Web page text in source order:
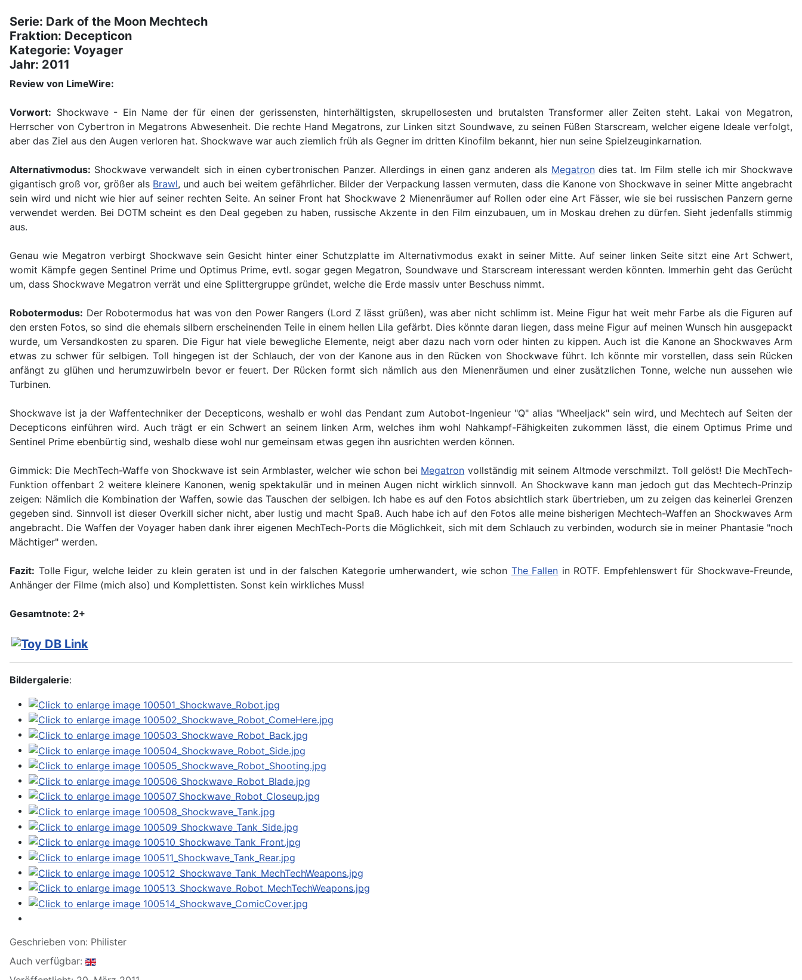
Serie: Dark of the Moon Mechtech
Fraktion: Decepticon
Kategorie: Voyager
Jahr: 2011
Review von LimeWire:
Vorwort: Shockwave - Ein Name der für einen der gerissensten, hinterhältigsten, skrupellosesten und brutalsten Transformer aller Zeiten steht. Lakai von Megatron,
Herrscher von Cybertron in Megatrons Abwesenheit. Die rechte Hand Megatrons, zur Linken sitzt Soundwave, zu seinen Füßen Starscream, welcher eigene Ideale verfolgt,
aber das Ziel aus den Augen verloren hat. Shockwave war auch ziemlich früh als Gegner im dritten Kinofilm bekannt, hier nun seine Spielzeuginkarnation.
Alternativmodus: Shockwave verwandelt sich in einen cybertronischen Panzer. Allerdings in einen ganz anderen als Megatrondies tat. Im Film stelle ich mir Shockwave
gigantisch groß vor, größer als Brawl, und auch bei weitem gefährlicher. Bilder der Verpackung lassen vermuten, dass die Kanone von Shockwave in seiner Mitte angebracht
sein wird und nicht wie hier auf seiner rechten Seite. An seiner Front hat Shockwave 2 Mienenräumer auf Rollen oder eine Art Fässer, wie sie bei russischen Panzern gerne
verwendet werden. Bei DOTM scheint es den Deal gegeben zu haben, russische Akzente in den Film einzubauen, um in Moskau drehen zu dürfen. Sieht jedenfalls stimmig
aus.
Genau wie Megatron verbirgt Shockwave sein Gesicht hinter einer Schutzplatte im Alternativmodus exakt in seiner Mitte. Auf seiner linken Seite sitzt eine Art Schwert,
womit Kämpfe gegen Sentinel Prime und Optimus Prime, evtl. sogar gegen Megatron, Soundwave und Starscream interessant werden könnten. Immerhin geht das Gerücht
um, dass Shockwave Megatron verrät und eine Splittergruppe gründet, welche die Erde massiv unter Beschuss nimmt.
Robotermodus: Der Robotermodus hat was von den Power Rangers (Lord Z lässt grüßen), was aber nicht schlimm ist. Meine Figur hat weit mehr Farbe als die Figuren auf
den ersten Fotos, so sind die ehemals silbern erscheinenden Teile in einem hellen Lila gefärbt. Dies könnte daran liegen, dass meine Figur auf meinen Wunsch hin ausgepackt
wurde, um Versandkosten zu sparen. Die Figur hat viele bewegliche Elemente, neigt aber dazu nach vorn oder hinten zu kippen. Auch ist die Kanone an Shockwaves Arm
etwas zu schwer für selbigen. Toll hingegen ist der Schlauch, der von der Kanone aus in den Rücken von Shockwave führt. Ich könnte mir vorstellen, dass sein Rücken
anfängt zu glühen und herumzuwirbeln bevor er feuert. Der Rücken formt sich nämlich aus den Mienenräumen und einer zusätzlichen Tonne, welche nun aussehen wie
Turbinen.
Shockwave ist ja der Waffentechniker der Decepticons, weshalb er wohl das Pendant zum Autobot-Ingenieur "Q" alias "Wheeljack" sein wird, und Mechtech auf Seiten der
Decepticons einführen wird. Auch trägt er ein Schwert an seinem linken Arm, welches ihm wohl Nahkampf-Fähigkeiten zukommen lässt, die einem Optimus Prime und
Sentinel Prime ebenbürtig sind, weshalb diese wohl nur gemeinsam etwas gegen ihn ausrichten werden können.
Gimmick: Die MechTech-Waffe von Shockwave ist sein Armblaster, welcher wie schon bei Megatron vollständig mit seinem Altmode verschmilzt. Toll gelöst! Die MechTech-
Funktion offenbart 2 weitere kleinere Kanonen, wenig spektakulär und in meinen Augen nicht wirklich sinnvoll. An Shockwave kann man jedoch gut das Mechtech-Prinzip
zeigen: Nämlich die Kombination der Waffen, sowie das Tauschen der selbigen. Ich habe es auf den Fotos absichtlich stark übertrieben, um zu zeigen das keinerlei Grenzen
gegeben sind. Sinnvoll ist dieser Overkill sicher nicht, aber lustig und macht Spaß. Auch habe ich auf den Fotos alle meine bisherigen Mechtech-Waffen an Shockwaves Arm
angebracht. Die Waffen der Voyager haben dank ihrer eigenen MechTech-Ports die Möglichkeit, sich mit dem Schlauch zu verbinden, wodurch sie in meiner Phantasie "noch
Mächtiger" werden.
Fazit: Tolle Figur, welche leider zu klein geraten ist und in der falschen Kategorie umherwandert, wie schon The Fallen in ROTF. Empfehlenswert für Shockwave-Freunde,
Anhänger der Filme (mich also) und Komplettisten. Sonst kein wirkliches Muss!
Gesamtnote: 2+
Bildergalerie:
Geschrieben von: Philister
Auch verfügbar: